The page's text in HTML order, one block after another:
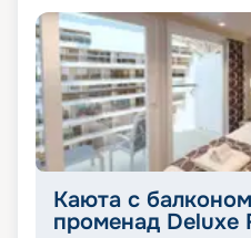
Каюта с
променад Deluxe